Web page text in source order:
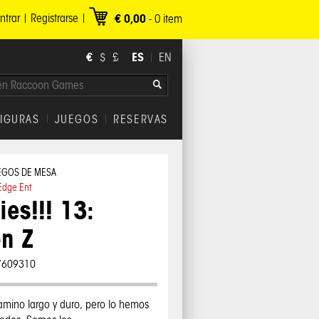
€ 0,00 - 0 item
Registrarse
€ $ £ ES EN
RESERVAS
JUEGOS
DE MESA
Ent
13:
Z
largo y duro, pero lo hemos